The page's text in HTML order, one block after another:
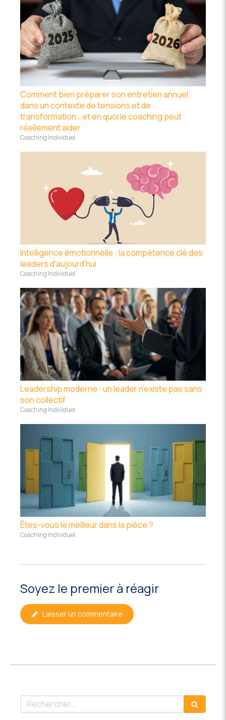
Comment bien préparer son entretien annuel
dans un contexte de tensions et de
transformation… et en quoi le coaching peut
réellement aider
Coaching Individuel
Intelligence émotionnelle : la compétence clé des
leaders d’aujourd’hui
Coaching Individuel
Leadership moderne : un leader n'existe pas sans
son collectif
Coaching Individuel
Êtes-vous le meilleur dans la pièce ?
Coaching Individuel
Soyez le premier à réagir
Laisser un commentaire
Rechercher